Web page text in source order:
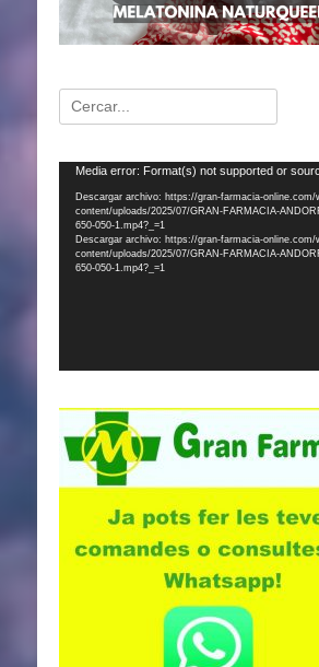
Buscar:
Reproductor
vídeo
Media error: Format(s) not supported or
Descargar archivo: https://gran-farmacia-online.com/
content/uploads/2025/07/GRAN-FARMACIA-
650-050-1.mp4?_=1
Descargar archivo: https://gran-farmacia-online.com/
content/uploads/2025/07/GRAN-FARMACIA-
650-050-1.mp4?_=1